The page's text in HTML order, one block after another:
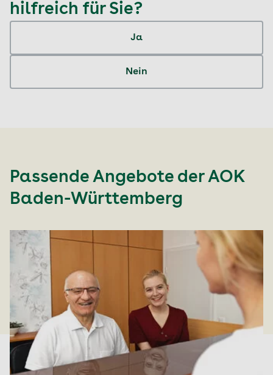
hilfreich für Sie?
Ja
Nein
Passende Angebote derAOK
Baden-Württemberg